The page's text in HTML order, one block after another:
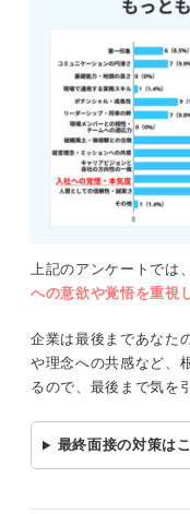
上記のアンケートでは
への意欲や覚悟を重視
企業は最後まであなた
や理念への共感など、
るので、最後まで気を
最終面接の対策は